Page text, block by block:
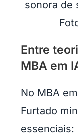
sonora de
Entre
MBA em
No MBA
Furtado
essenciais: